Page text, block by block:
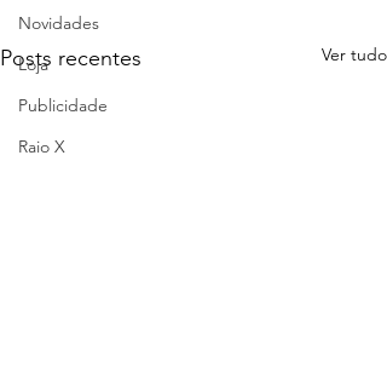
Novidades
Loja
Publicidade
Raio X
Posts recentes Ver tudo